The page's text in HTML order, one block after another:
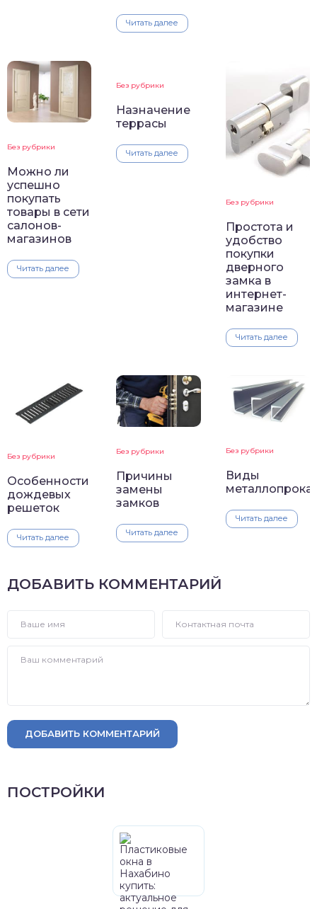
Читать далее
Без рубрики
Можно ли
успешно
покупать
товары в сети
салонов-
магазинов
Читать далее
Без рубрики
Назначение
террасы
Читать далее
Без рубрики
Простота и
удобство
покупки
дверного
замка в
интернет-
магазине
Читать далее
Без рубрики
Особенности
дождевых
решеток
Читать далее
Без рубрики
Причины
замены
замков
Читать далее
Без рубрики
Виды
Читать далее
ДОБАВИТЬ КОММЕНТАРИЙ
ДОБАВИТЬ КОММЕНТАРИЙ
ПОСТРОЙКИ